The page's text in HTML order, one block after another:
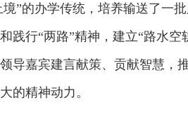
”的办学传统，培养输送了一
践行“两路”精神，建立“路水
导嘉宾建言献策、贡献智慧，
的精神动力。